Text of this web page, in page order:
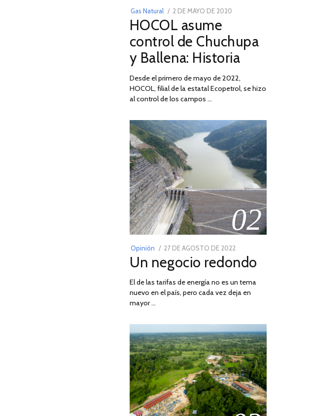
Gas Natural
POSTED
ON
2 DE MAYO DE 2020
DE
2026
HOCOL asume
control de Chuchupa
y Ballena: Historia
Desde el primero de mayo de 2022,
HOCOL, filial de la estatal Ecopetrol, se hizo
al control de los campos …
02
Opinión
POSTED
ON
27 DE AGOSTO DE 2022
DE
DE
2022
Un negocio redondo
El de las tarifas de energía no es un tema
nuevo en el país, pero cada vez deja en
mayor …